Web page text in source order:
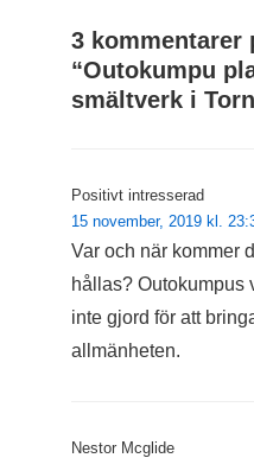
3 kommentarer
“Outokumpu
smältverk i
Positivt intresserad
15 november, 2019 kl.
Var och när kommer
hållas? Outokumpus
inte gjord för att
allmänheten.
Nestor Mcglide